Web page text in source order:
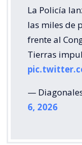
La Policía
las miles de
frente al
Tierras
—
6, 2026